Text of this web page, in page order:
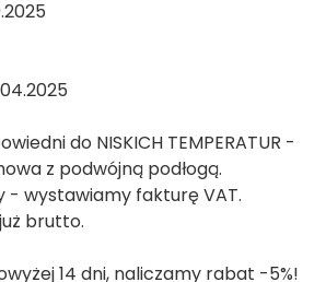
do NISKICH TEMPERATUR -
z podwójną podłogą.
- wystawiamy fakturę VAT.
brutto.
14 dni, naliczamy rabat -5%!